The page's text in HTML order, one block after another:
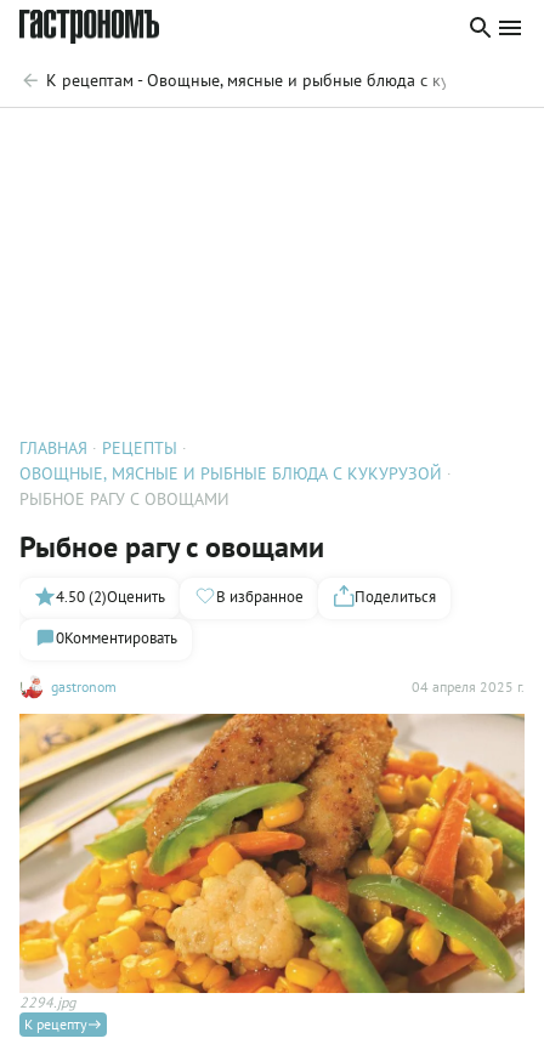
К рецептам - Овощные, мясные и рыбные блюда с кукурузой
ГЛАВНАЯ
РЕЦЕПТЫ
ОВОЩНЫЕ, МЯСНЫЕ И РЫБНЫЕ БЛЮДА С КУКУРУЗОЙ
РЫБНОЕ РАГУ С ОВОЩАМИ
Рыбное рагу с овощами
gastronom 04 апреля 2025 г.
4.50 (2)Оценить В избранное
Поделиться
0Комментировать
2294.jpg
К рецепту